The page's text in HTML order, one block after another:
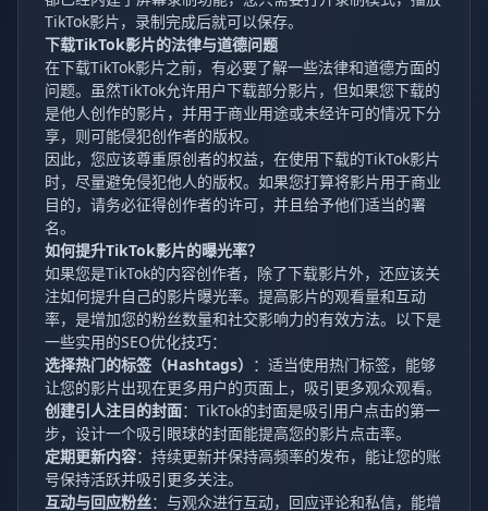
TikTok影片，录制完成后就可以保存。
下载TikTok影片的法律与道德问题
在下载TikTok影片之前，有必要了解一些法律和道德方面的
问题。虽然TikTok允许用户下载部分影片，但如果您下载的
是他人创作的影片，并用于商业用途或未经许可的情况下分
享，则可能侵犯创作者的版权。
因此，您应该尊重原创者的权益，在使用下载的TikTok影片
时，尽量避免侵犯他人的版权。如果您打算将影片用于商业
目的，请务必征得创作者的许可，并且给予他们适当的署
名。
如何提升TikTok影片的曝光率？
如果您是TikTok的内容创作者，除了下载影片外，还应该关
注如何提升自己的影片曝光率。提高影片的观看量和互动
率，是增加您的粉丝数量和社交影响力的有效方法。以下是
一些实用的SEO优化技巧：
选择热门的标签（Hashtags） ：适当使用热门标签，能够
让您的影片出现在更多用户的页面上，吸引更多观众观看。
创建引人注目的封面：TikTok的封面是吸引用户点击的第一
步，设计一个吸引眼球的封面能提高您的影片点击率。
定期更新内容：持续更新并保持高频率的发布，能让您的账
号保持活跃并吸引更多关注。
互动与回应粉丝：与观众进行互动，回应评论和私信，能增